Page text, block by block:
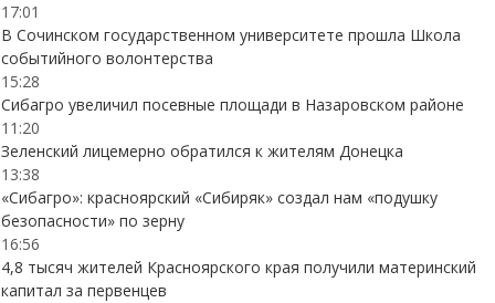
17:01
В Сочинском государственном университете прошла Школа
событийного волонтерства
15:28
Сибагро увеличил посевные площади в Назаровском районе
11:20
Зеленский лицемерно обратился к жителям Донецка
13:38
«Сибагро»: красноярский «Сибиряк» создал нам «подушку
безопасности» по зерну
16:56
4,8 тысяч жителей Красноярского края получили материнский
капитал за первенцев